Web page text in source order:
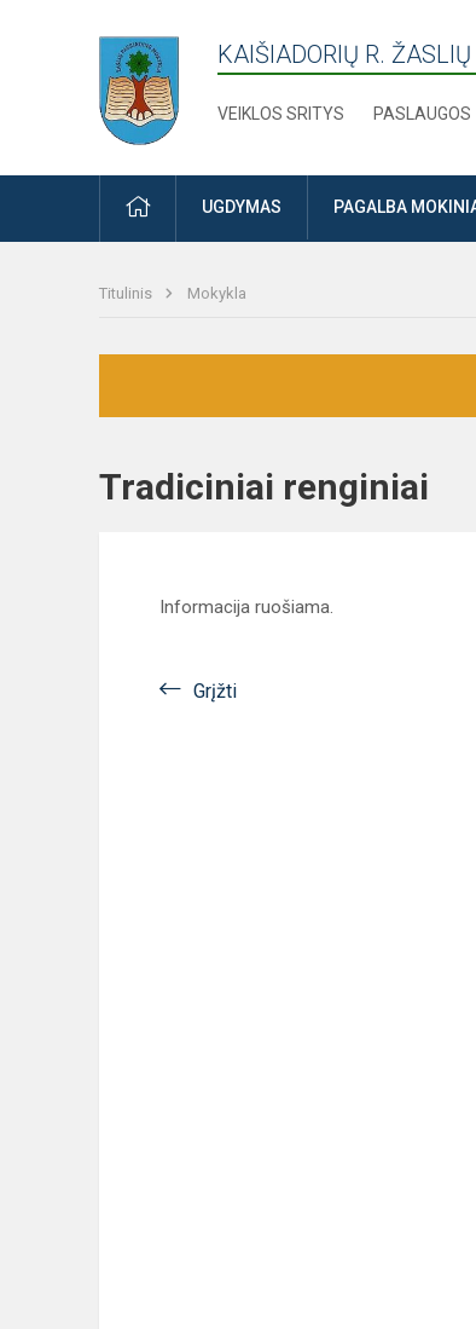
KAIŠIADORIŲ R.
VEIKLOS SRITYS PASLAUGOS
PRADŽIAUGDYMAS PAGALBA
Titulinis Mokykla
Tradiciniai renginiai
Informacija ruošiama.
Grįžti